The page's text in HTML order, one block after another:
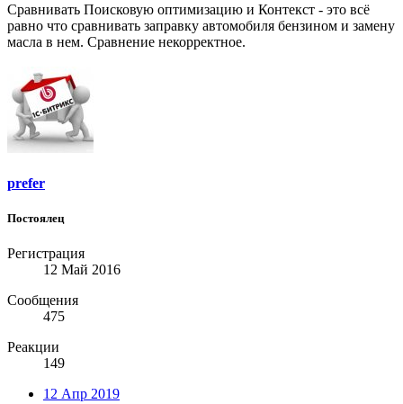
Сравнивать Поисковую оптимизацию и Контекст - это всё
равно что сравнивать заправку автомобиля бензином и замену
масла в нем. Сравнение некорректное.
prefer
Постоялец
Регистрация
12 Май 2016
Сообщения
475
Реакции
149
12 Апр 2019